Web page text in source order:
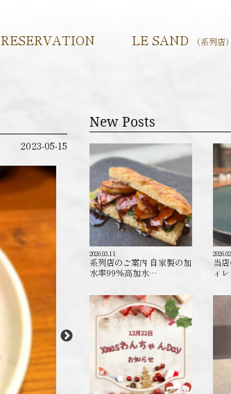
RESERVATION LE SAND （系列店）
2023-05-15
New Posts
2026.03.11
系列店のご案内 自家製の加
水率99%高加水…
当
ィ